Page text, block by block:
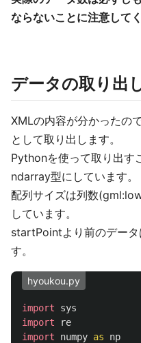
ならないことに注意してく
データの取り出
XMLの内容が分かったの
として取り出します。
Pythonを使って取り出す
ndarray型にしています。
配列サイズは列数
しています。
startPointより前のデー
す。
hyoukou.py
import
sys
import
re
import
numpy as
np